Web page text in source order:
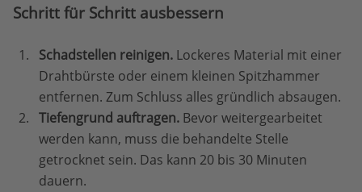
Schritt für Schritt ausbessern
Schadstellen reinigen. Lockeres Material mit einer
Drahtbürste oder einem kleinen Spitzhammer
entfernen. Zum Schluss alles gründlich absaugen.
Tiefengrund auftragen. Bevor weitergearbeitet
werden kann, muss die behandelte Stelle
getrocknet sein. Das kann 20 bis 30 Minuten
dauern.